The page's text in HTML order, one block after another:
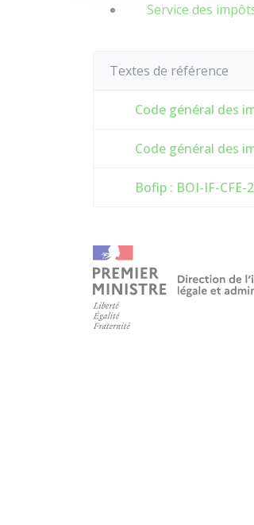
Service des
Textes de référence
Code général des
Code général des
Bofip : BOI-IF-